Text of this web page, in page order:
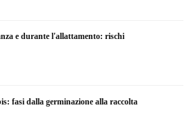
e durante l'allattamento: rischi
fasi dalla germinazione alla raccolta